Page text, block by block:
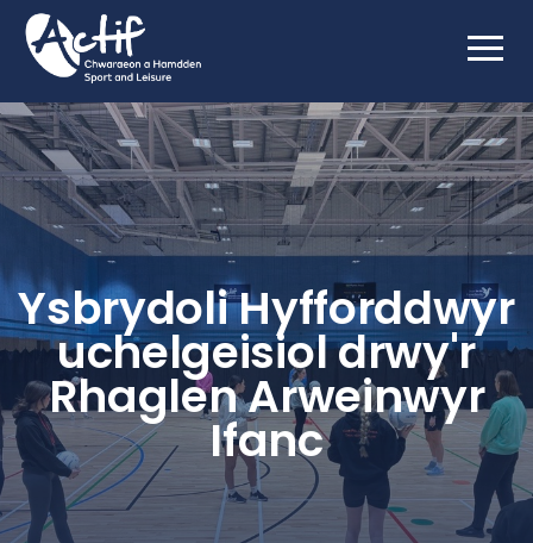
Ysbrydoli Hyfforddwyr
uchelgeisiol drwy'r
Rhaglen Arweinwyr
Ifanc